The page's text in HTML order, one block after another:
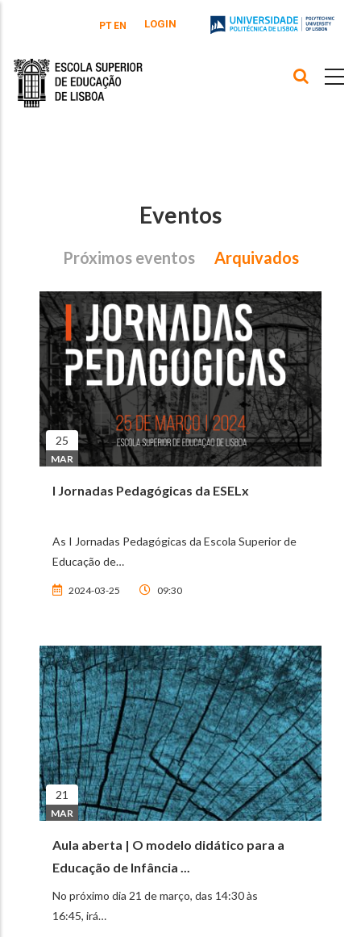
PT EN LOGIN
Eventos
Próximos eventos Arquivados
25
MAR
I Jornadas Pedagógicas da ESELx
As I Jornadas Pedagógicas da Escola Superior de
Educação de…
2024-03-25 09:30
21
MAR
Aula aberta | O modelo didático para a
Educação de Infância ...
No próximo dia 21 de março, das 14:30 às
16:45, irá…